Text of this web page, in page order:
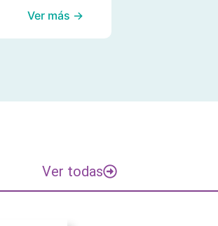
Ver más →
Ver todas